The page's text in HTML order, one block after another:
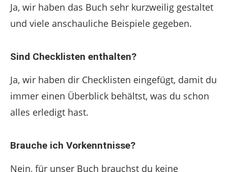
Ja, wir haben das Buch sehr kurzweilig gestaltet
und viele anschauliche Beispiele gegeben.
Sind Checklisten enthalten?
Ja, wir haben dir Checklisten eingefügt, damit du
immer einen Überblick behältst, was du schon
alles erledigt hast.
Brauche ich Vorkenntnisse?
Nein, für unser Buch brauchst du keine